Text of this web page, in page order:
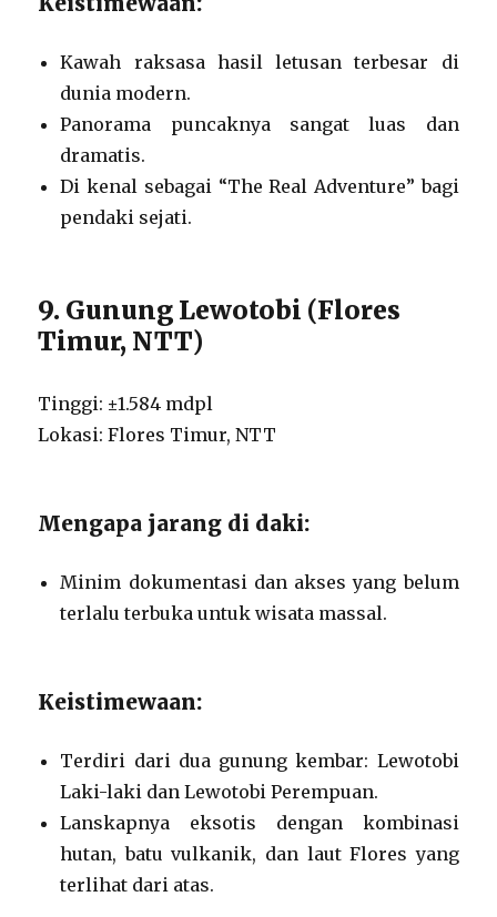
Kawah raksasa hasil letusan terbesar di
dunia modern.
Panorama puncaknya sangat luas dan
dramatis.
Di kenal sebagai “The Real Adventure” bagi
pendaki sejati.
9. Gunung Lewotobi (Flores
Timur, NTT)
Tinggi: ±1.584 mdpl
Lokasi: Flores Timur, NTT
Mengapa jarang di daki:
Minim dokumentasi dan akses yang belum
terlalu terbuka untuk wisata massal.
Keistimewaan:
Terdiri dari dua gunung kembar: Lewotobi
Laki-laki dan Lewotobi Perempuan.
Lanskapnya eksotis dengan kombinasi
hutan, batu vulkanik, dan laut Flores yang
terlihat dari atas.